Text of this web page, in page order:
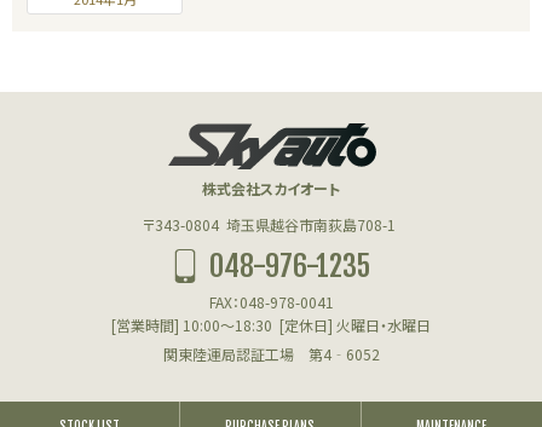
株式会社スカイオート
〒343-0804 埼玉県越谷市南荻島708-1
048-976-1235
FAX：048-978-0041
[営業時間] 10:00～18:30 [定休日] 火曜日・水曜日
関東陸運局認証工場 第4‐6052